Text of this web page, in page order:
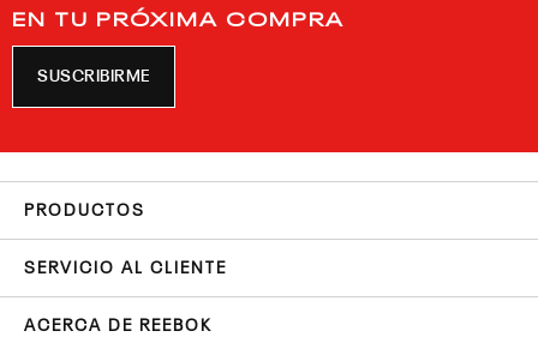
EN TU PRÓXIMA COMPRA
SUSCRIBIRME
PRODUCTOS
SERVICIO AL CLIENTE
ACERCA DE REEBOK